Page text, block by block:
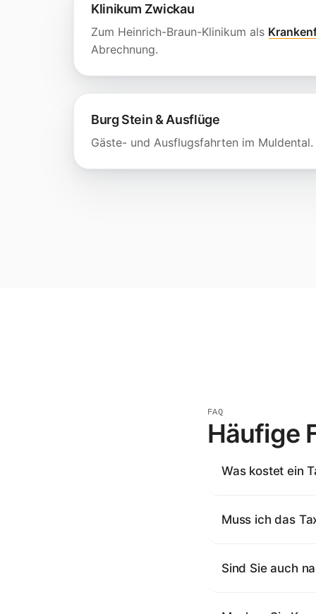
Klinikum Zwickau
Zum Heinrich-Braun-Klinikum als
Abrechnung.
Burg Stein & Ausflüge
Gäste- und Ausflugsfahrten im Muldental.
FAQ
Häufige
Was kostet ein
Muss ich das
Sind Sie auch